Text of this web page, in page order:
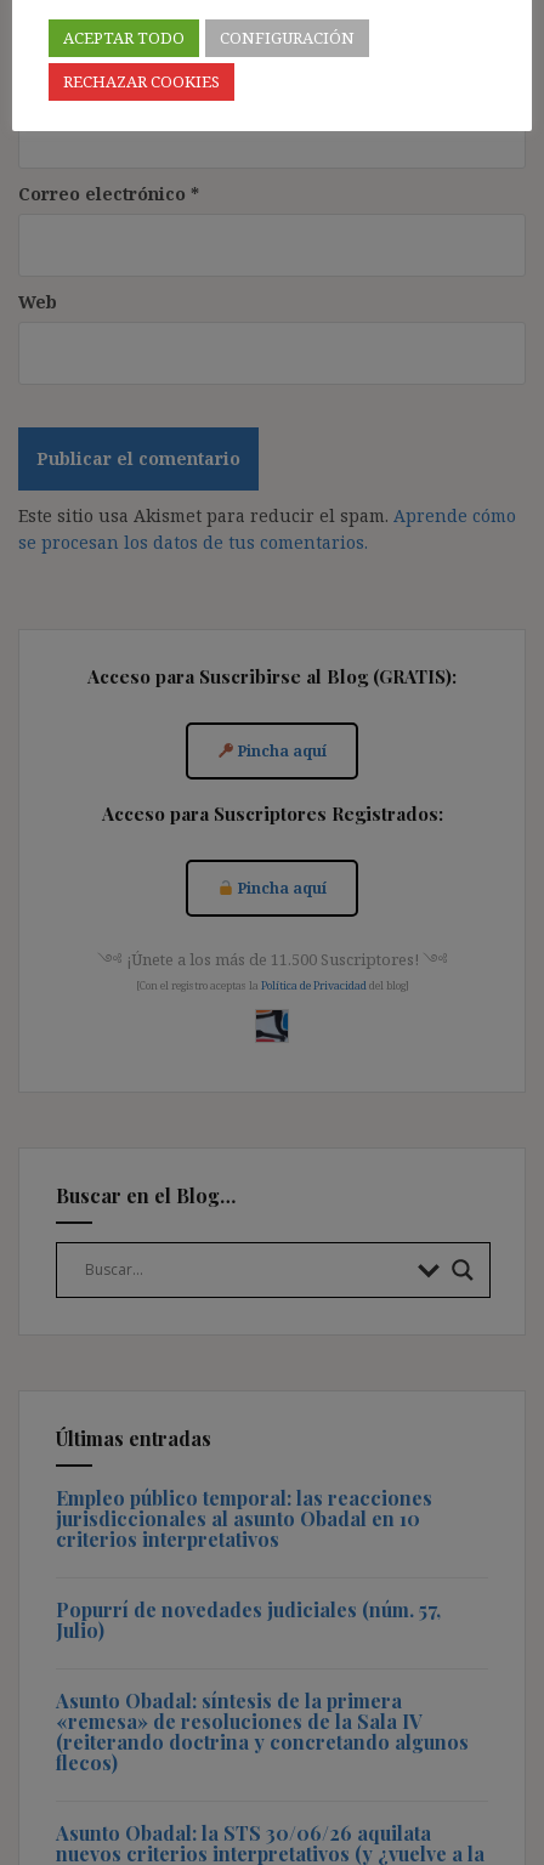
Nombre*
Correo electrónico *
Web
Este sitio usa Akismet para reducir el spam. Aprende cómo
se procesan los datos de tus comentarios.
Acceso para Suscribirse al Blog (GRATIS):
Pincha aquí
Acceso para Suscriptores Registrados:
Pincha aquí
༺ ¡Únete a los más de 11.500 Suscriptores! ༺
[Con el registro aceptas la Política de Privacidad del blog]
Buscar en el Blog…
Últimas entradas
Empleo público temporal: las reacciones
jurisdiccionales al asunto Obadal en 10
criterios interpretativos
Popurrí de novedades judiciales (núm. 57,
Julio)
Asunto Obadal: síntesis de la primera
«remesa» de resoluciones de la Sala IV
(reiterando doctrina y concretando algunos
flecos)
Asunto Obadal: la STS 30/06/26 aquilata
nuevos criterios interpretativos (y ¿vuelve a la
ACEPTAR TODO
CONFIGURACIÓN
RECHAZAR COOKIES